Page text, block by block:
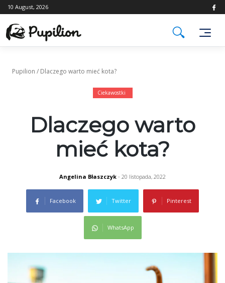
Skip
to
content
10 August, 2026
Pupilion / Dlaczego warto mieć kota?
Ciekawostki
Dlaczego warto
mieć kota?
Angelina Błaszczyk - 20 listopada, 2022
Facebook Twitter Pinterest
WhatsApp